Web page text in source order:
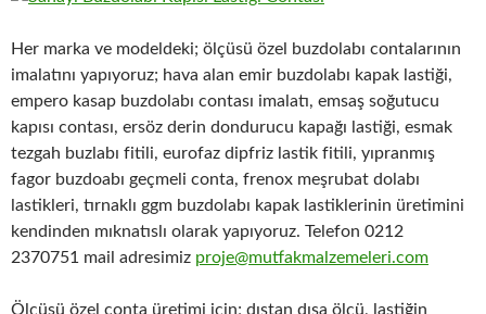
Her marka ve modeldeki; ölçüsü özel buzdolabı contalarının
imalatını yapıyoruz; hava alan emir buzdolabı kapak lastiği,
empero kasap buzdolabı contası imalatı, emsaş soğutucu
kapısı contası, ersöz derin dondurucu kapağı lastiği, esmak
tezgah buzlabı fitili, eurofaz dipfriz lastik fitili, yıpranmış
fagor buzdoabı geçmeli conta, frenox meşrubat dolabı
lastikleri, tırnaklı ggm buzdolabı kapak lastiklerinin üretimini
kendinden mıknatıslı olarak yapıyoruz. Telefon 0212
2370751 mail adresimiz proje@mutfakmalzemeleri.com
Ölçüsü özel conta üretimi için; dıştan dışa ölçü, lastiğin